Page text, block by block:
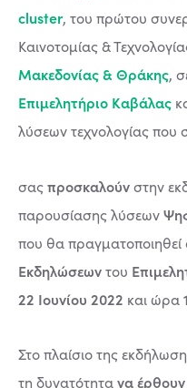
cluster, του πρώτου
Καινοτομίας &
Μακεδονίας & Θράκης,
Επιμελητήριο Καβάλας
λύσεων τεχνολογίας που
σαςπροσκαλούνστην
παρουσίασης λύσεων
που θα πραγματοποιηθεί
Εκδηλώσεωντου
22 Ιουνίου 2022 και ώρα
Στο πλαίσιο της
τη δυνατότητανα